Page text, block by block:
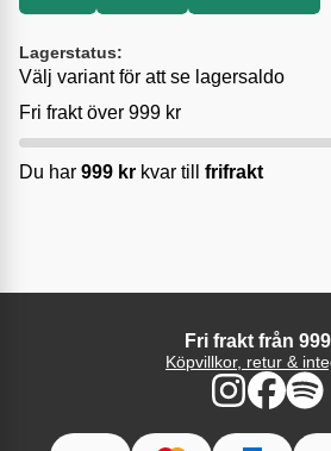
Lagerstatus:
Välj variant för att se lagersaldo
Fri frakt över 999 kr
Du har 999 kr kvar till frifrakt
Fri frakt från
Köpvillkor, retur &